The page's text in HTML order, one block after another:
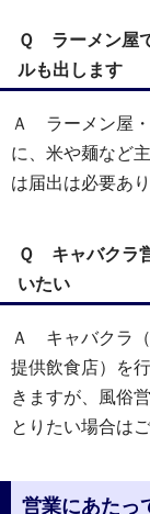
Ｑ ラーメン屋
ルも出します
Ａ ラーメン屋・
に、米や麺など
は届出は必要あ
Ｑ キャバクラ
いたい
Ａ キャバクラ
提供飲食店）を
きますが、風俗
とりたい場合は
営業にあたっ